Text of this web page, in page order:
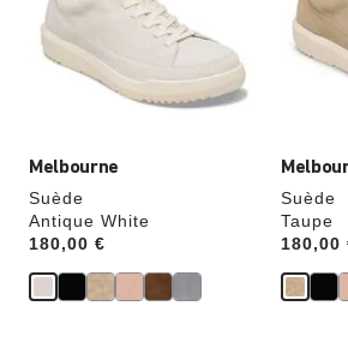
Melbourne
Suède
Antique White
Price:
180,00 €
couleurs
modifiera
l’image
Suède
Taupe
Price:
180,00
couleurs